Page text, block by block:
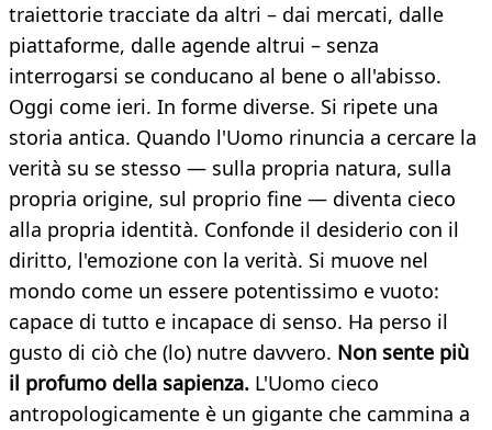
traiettorie tracciate da altri – dai mercati, dalle
piattaforme, dalle agende altrui – senza
interrogarsi se conducano al bene o all'abisso.
Oggi come ieri. In forme diverse. Si ripete una
storia antica. Quando l'Uomo rinuncia a cercare la
verità su se stesso — sulla propria natura, sulla
propria origine, sul proprio fine — diventa cieco
alla propria identità. Confonde il desiderio con il
diritto, l'emozione con la verità. Si muove nel
mondo come un essere potentissimo e vuoto:
capace di tutto e incapace di senso. Ha perso il
gusto di ciò che (lo) nutre davvero. Non sente più
il profumo della sapienza. L'Uomo cieco
antropologicamente è un gigante che cammina a